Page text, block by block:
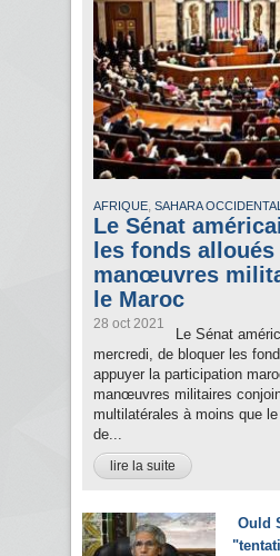
AFRIQUE, SAHARA OCCIDENTAL
Le Sénat
les fonds alloués
manœuvres
le Maroc
28 oct 2021
Le Sénat
mercredi, de bloquer les
appuyer la participation
manœuvres militaires
multilatérales à moins que
de...
lire la suite
Ould